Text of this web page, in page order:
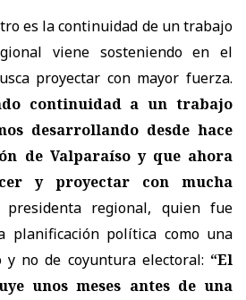
es la continuidad de un trabajo
viene sosteniendo en el
proyectar con mayor fuerza.
continuidad a un trabajo
desarrollando desde hace
de Valparaíso y que ahora
y proyectar con mucha
regional, quien fue
planificación política como una
no de coyuntura electoral: “El
unos meses antes de una